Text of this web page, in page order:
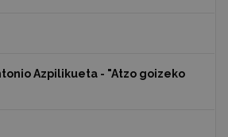
Azpilikueta - "Atzo goizeko